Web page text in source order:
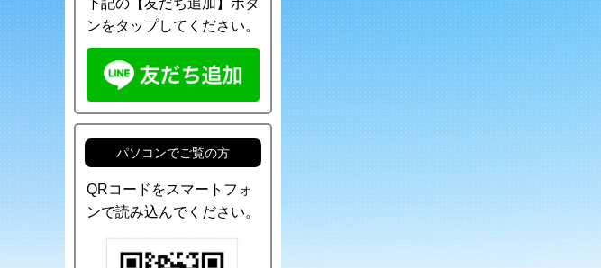
下記の【友だち追加】ボタ
ンをタップしてください。
パソコンでご覧の方
QRコードをスマートフォ
ンで読み込んでください。